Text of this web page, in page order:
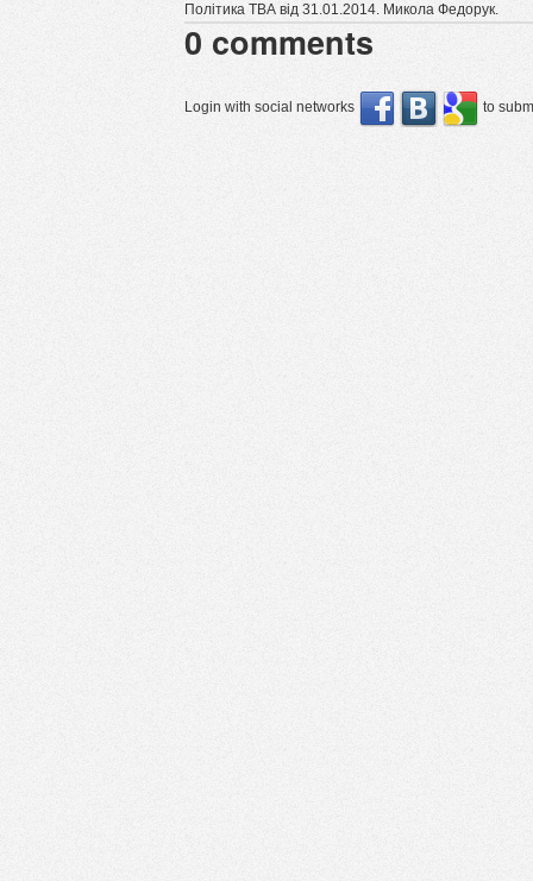
Політика ТВА від 31.01.2014. Микола Федорук.
0 comments
Login with social networks to